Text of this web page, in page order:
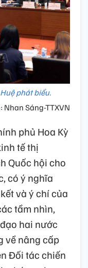
phát biểu.
Nhan Sáng-TTXVN
phủ Hoa Kỳ
tế thị
Quốc hội cho
có ý nghĩa
và ý chí của
tầm nhìn,
hai nước
về nâng cấp
Đối tác chiến